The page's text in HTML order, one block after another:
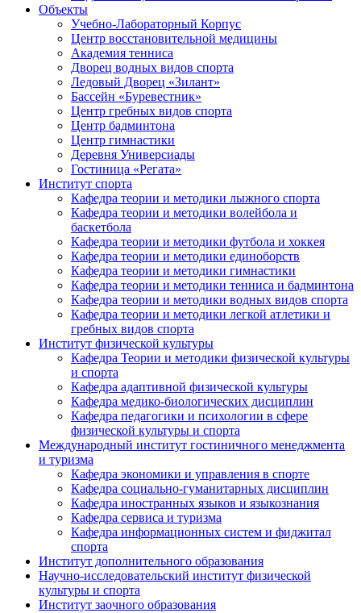
Объекты
Учебно-Лабораторный Корпус
Центр восстановительной медицины
Академия тенниса
Дворец водных видов спорта
Ледовый Дворец «Зилант»
Бассейн «Буревестник»
Центр гребных видов спорта
Центр бадминтона
Центр гимнастики
Деревня Универсиады
Гостиница «Регата»
Институт спорта
Кафедра теории и методики лыжного спорта
Кафедра теории и методики волейбола и
баскетбола
Кафедра теории и методики футбола и хоккея
Кафедра теории и методики единоборств
Кафедра теории и методики гимнастики
Кафедра теории и методики тенниса и бадминтона
Кафедра теории и методики водных видов спорта
Кафедра теории и методики легкой атлетики и
гребных видов спорта
Институт физической культуры
Кафедра Теории и методики физической культуры
и спорта
Кафедра адаптивной физической культуры
Кафедра медико-биологических дисциплин
Кафедра педагогики и психологии в сфере
физической культуры и спорта
Международный институт гостиничного менеджмента
и туризма
Кафедра экономики и управления в спорте
Кафедра социально-гуманитарных дисциплин
Кафедра иностранных языков и языкознания
Кафедра сервиса и туризма
Кафедра информационных систем и фиджитал
спорта
Институт дополнительного образования
Научно-исследовательский институт физической
культуры и спорта
Институт заочного образования